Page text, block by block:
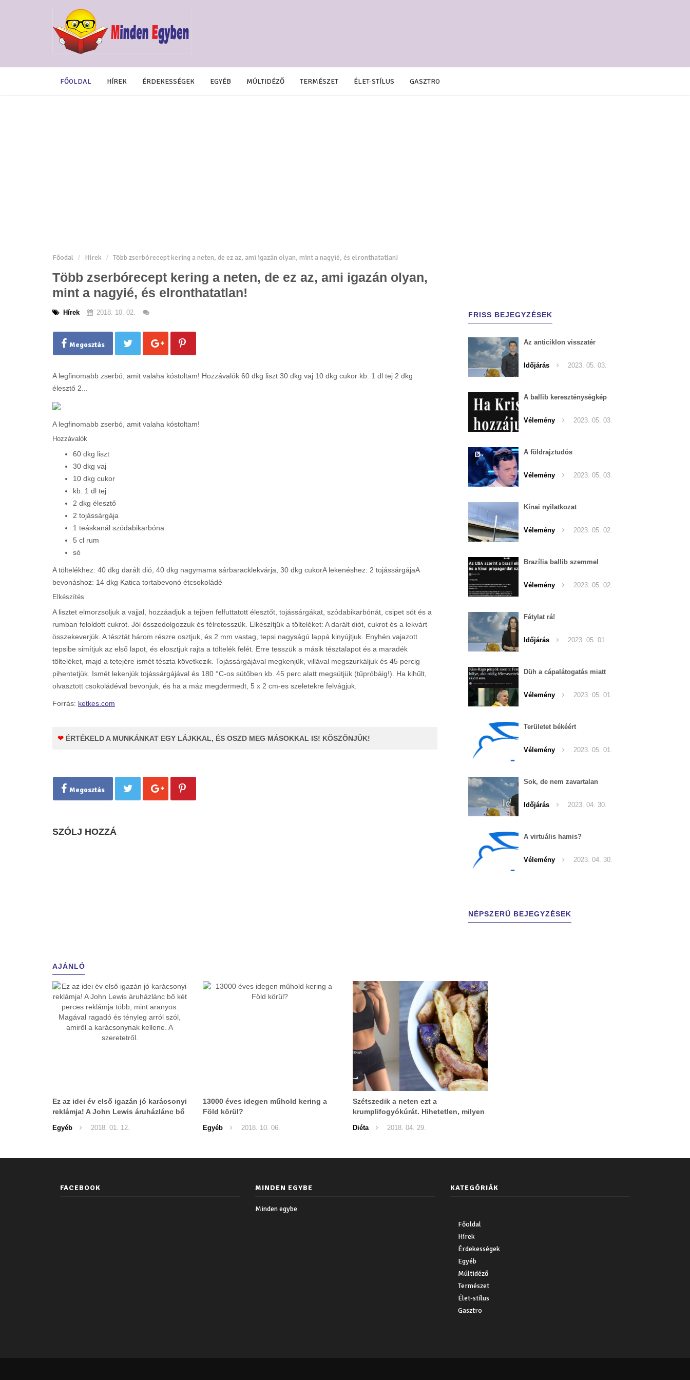
FŐOLDAL HÍREK ÉRDEKESSÉGEK EGYÉB MÚLTIDÉZŐ TERMÉSZET ÉLET-STÍLUS GASZTRO
Főodal Hírek Több zserbórecept kering a neten, de ez az, ami igazán olyan, mint a nagyié, és elronthatatlan!
Több zserbórecept kering a neten, de ez az, ami igazán olyan,
mint a nagyié, és elronthatatlan!
Hírek 2018. 10. 02.
Megosztás
A legfinomabb zserbó, amit valaha kóstoltam! Hozzávalók 60 dkg liszt 30 dkg vaj 10 dkg cukor kb. 1 dl tej 2 dkg
élesztő 2...
A legfinomabb zserbó, amit valaha kóstoltam!
Hozzávalók
60 dkg liszt
30 dkg vaj
10 dkg cukor
kb. 1 dl tej
2 dkg élesztő
2 tojássárgája
1 teáskanál szódabikarbóna
5 cl rum
só
A töltelékhez: 40 dkg darált dió, 40 dkg nagymama sárbaracklekvárja, 30 dkg cukorA lekenéshez: 2 tojássárgájaA
bevonáshoz: 14 dkg Katica tortabevonó étcsokoládé
Elkészítés
A lisztet elmorzsoljuk a vajjal, hozzáadjuk a tejben felfuttatott élesztőt, tojássárgákat, szódabikarbónát, csipet sót és a
rumban feloldott cukrot. Jól összedolgozzuk és félretesszük. Elkészítjük a tölteléket: A darált diót, cukrot és a lekvárt
összekeverjük. A tésztát három részre osztjuk, és 2 mm vastag, tepsi nagyságú lappá kinyújtjuk. Enyhén vajazott
tepsibe simítjuk az első lapot, és elosztjuk rajta a töltelék felét. Erre tesszük a másik tésztalapot és a maradék
tölteléket, majd a tetejére ismét tészta következik. Tojássárgájával megkenjük, villával megszurkáljuk és 45 percig
pihentetjük. Ismét lekenjük tojássárgájával és 180 °C-os sütőben kb. 45 perc alatt megsütjük (tűpróbáig!). Ha kihűlt,
olvasztott csokoládéval bevonjuk, és ha a máz megdermedt, 5 x 2 cm-es szeletekre felvágjuk.
Forrás: ketkes.com
❤ ÉRTÉKELD A MUNKÁNKAT EGY LÁJKKAL, ÉS OSZD MEG MÁSOKKAL IS! KÖSZÖNJÜK!
Megosztás
SZÓLJ HOZZÁ
FRISS BEJEGYZÉSEK
Az anticiklon visszatér
Időjárás 2023. 05. 03.
A ballib kereszténységkép
Vélemény 2023. 05. 03.
A földrajztudós
Vélemény 2023. 05. 03.
Kínai nyilatkozat
Vélemény 2023. 05. 02.
Brazília ballib szemmel
Vélemény 2023. 05. 02.
Fátylat rá!
Időjárás 2023. 05. 01.
Düh a cápalátogatás miatt
Vélemény 2023. 05. 01.
Területet békéért
Vélemény 2023. 05. 01.
Sok, de nem zavartalan
Időjárás 2023. 04. 30.
A virtuális hamis?
Vélemény 2023. 04. 30.
NÉPSZERŰ BEJEGYZÉSEK
AJÁNLÓ
Ez az idei év első igazán jó karácsonyi
reklámja! A John Lewis áruházlánc bő
aranyos. Magával ragadó és tényleg
Egyéb 2018. 01. 12.
13000 éves idegen műhold kering a
Föld körül?
Egyéb 2018. 10. 06.
Szétszedik a neten ezt a
krumplifogyókúrát. Hihetetlen, milyen
Diéta 2018. 04. 29.
FACEBOOK MINDEN EGYBE
Minden egybe
KATEGÓRIÁK
Főoldal
Hírek
Érdekességek
Egyéb
Múltidéző
Természet
Élet-stílus
Gasztro